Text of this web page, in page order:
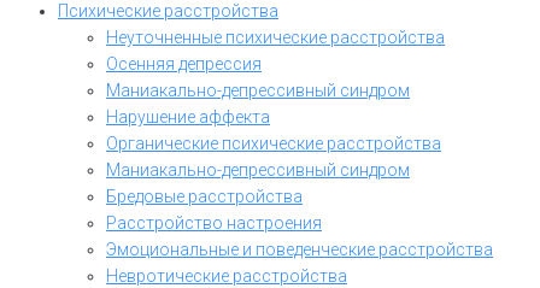
Психические расстройства
Неуточненные психические расстройства
Осенняя депрессия
Маниакально-депрессивный синдром
Нарушение аффекта
Органические психические расстройства
Маниакально-депрессивный синдром
Бредовые расстройства
Расстройство настроения
Эмоциональные и поведенческие расстройства
Невротические расстройства